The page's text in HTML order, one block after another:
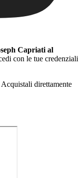
Capriati al
con le tue credenziali
direttamente